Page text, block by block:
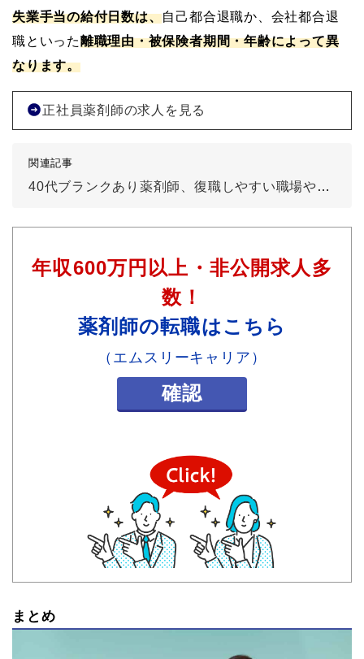
失業手当の給付日数は、自己都合退職か、会社都合退
職といった離職理由・被保険者期間・年齢によって異
なります。
正社員薬剤師の求人を見る
関連記事
40代ブランクあり薬剤師、復職しやすい職場や復職するためのポイント解説
年収600万円以上・非公開求人多
数！
薬剤師の転職はこちら
（エムスリーキャリア）
確認
まとめ